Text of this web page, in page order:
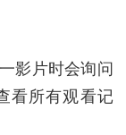
影片时会询问
看所有观看记